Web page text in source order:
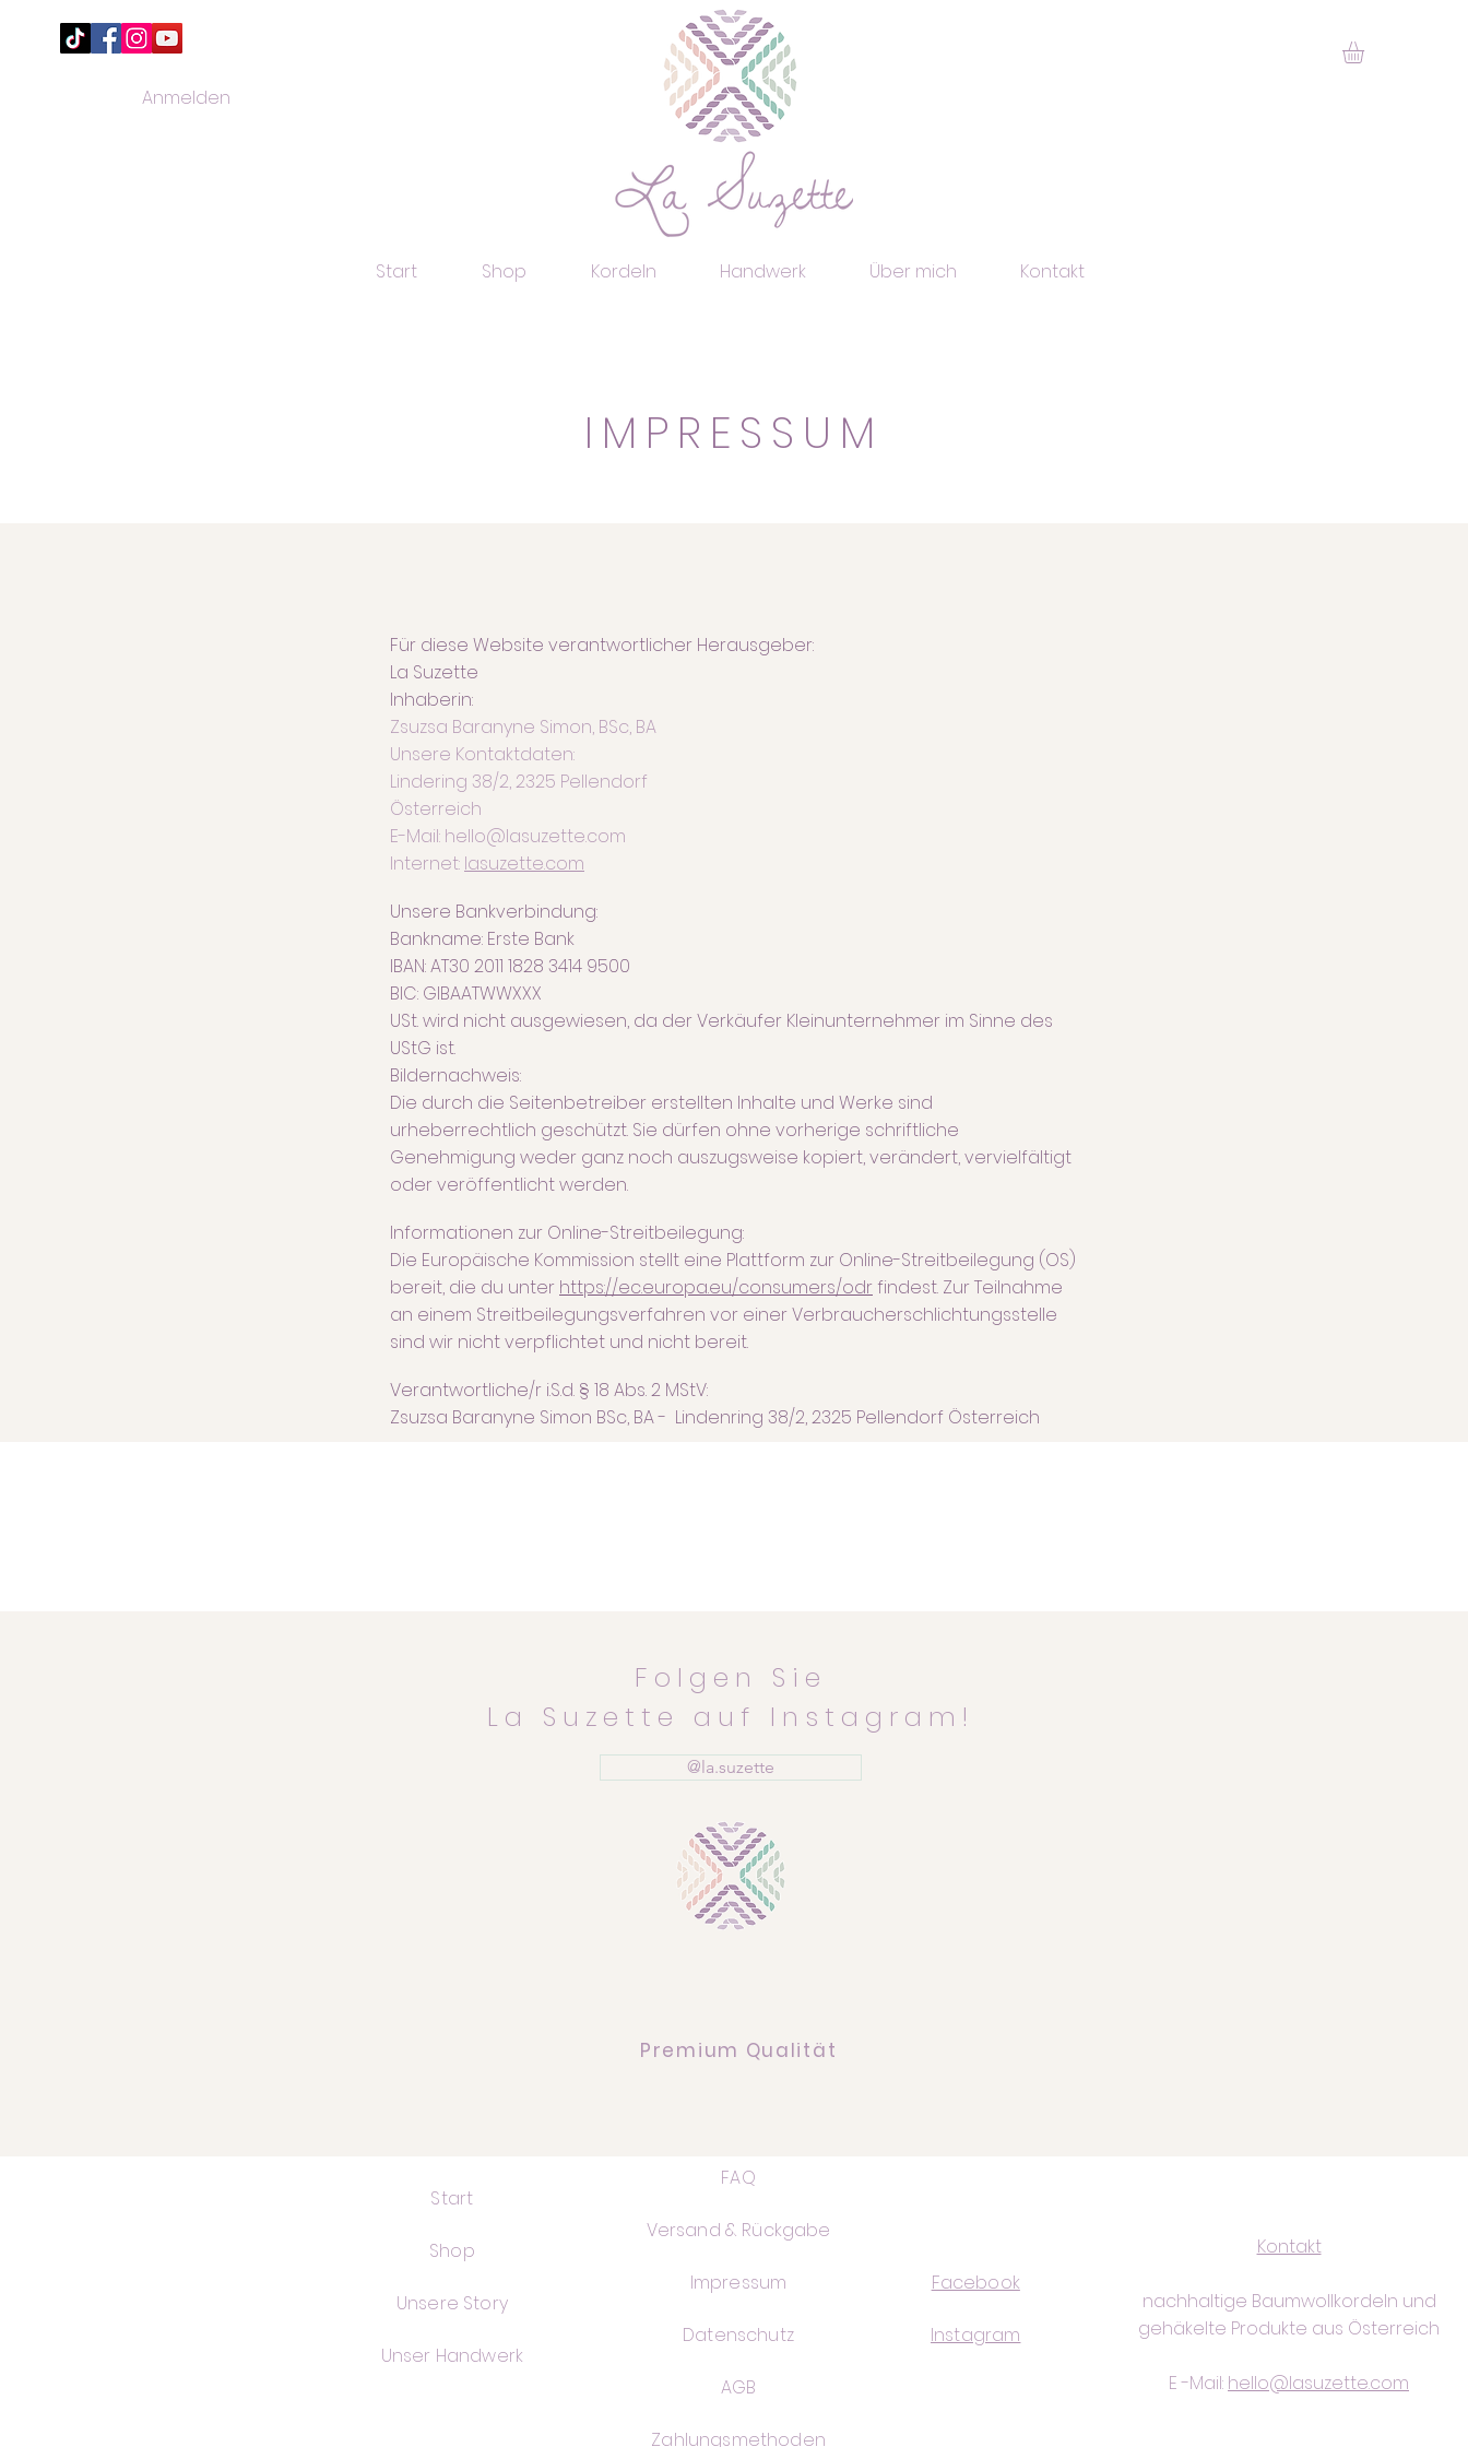
Anmelden
Start Shop Kordeln Handwerk Über mich Kontakt
IMPRESSUM
Für diese Website verantwortlicher Herausgeber:
La Suzette
Inhaberin:
Zsuzsa Baranyne Simon, BSc, BA
Unsere Kontaktdaten:
Lindering 38/2, 2325 Pellendorf
Österreich
E-Mail: hello@lasuzette.com
Internet: lasuzette.com
Unsere Bankverbindung:
Bankname: Erste Bank
IBAN: AT30 2011 1828 3414 9500
BIC: GIBAATWWXXX
USt. wird nicht ausgewiesen, da der Verkäufer Kleinunternehmer im Sinne des
UStG ist.
Bildernachweis:
Die durch die Seitenbetreiber erstellten Inhalte und Werke sind
urheberrechtlich geschützt. Sie dürfen ohne vorherige schriftliche
Genehmigung weder ganz noch auszugsweise kopiert, verändert, vervielfältigt
oder veröffentlicht werden.
Informationen zur Online-Streitbeilegung:
Die Europäische Kommission stellt eine Plattform zur Online-Streitbeilegung (OS)
bereit, die du unter https://ec.europa.eu/consumers/odrfindest. Zur Teilnahme
an einem Streitbeilegungsverfahren vor einer Verbraucherschlichtungsstelle
sind wir nicht verpflichtet und nicht bereit.
Verantwortliche/r i.S.d. § 18 Abs. 2 MStV:
Zsuzsa Baranyne Simon BSc, BA - Lindenring 38/2, 2325 Pellendorf Österreich
Start
Shop
Unsere Story
Unser Handwerk
FAQ
Versand & Rückgabe
Impressum
Datenschutz
AGB
Zahlungsmethoden
Facebook
Instagram
Premium Qualität
Folgen Sie
La Suzette auf Instagram!
@la.suzette
Kontakt
nachhaltige Baumwollkordeln und
gehäkelte Produkte aus Österreich
E -Mail: hello@lasuzette.com